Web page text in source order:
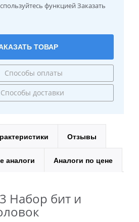
функцией Заказать
ТОВАР
Способы оплаты
Способы доставки
Отзывы
аналоги Аналоги по цене
Набор бит и